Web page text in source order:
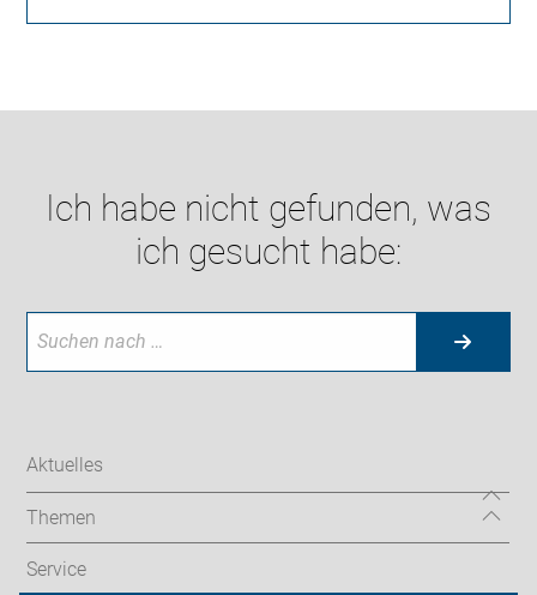
Ich habe nicht gefunden, was
ich gesucht habe:
Aktuelles
Themen
Service